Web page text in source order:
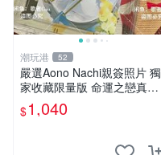
潮玩港 52
嚴選Aono Nachi親簽照片 獨
家收藏限量版 命運之戀真跡
簽名 命運之戀 親簽照 愛的告
白
$1,040